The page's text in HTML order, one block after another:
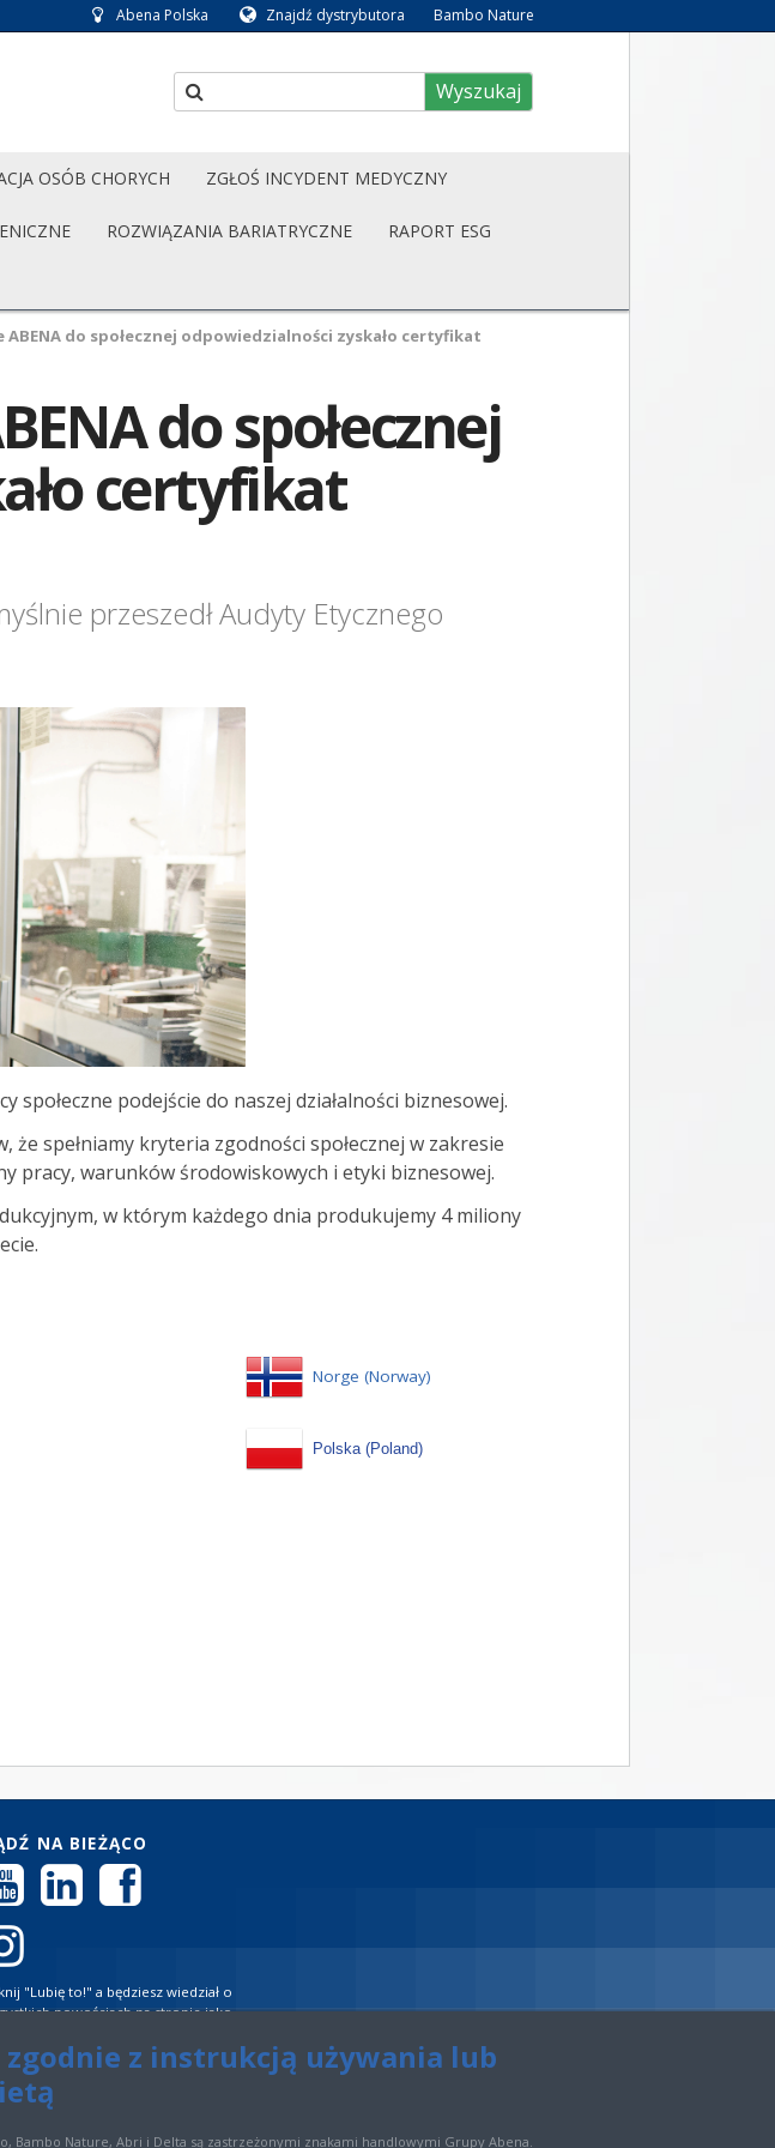
Abena Polska Znajdź dystrybutora Bambo Nature
Wyszukaj
OSÓB CHORYCH ZGŁOŚ INCYDENT MEDYCZNY
ROZWIĄZANIA BARIATRYCZNE RAPORT ESG
do społecznej odpowiedzialności zyskało certyfikat
do społecznej
certyfikat
przeszedł Audyty Etycznego
społeczne podejście do naszej działalności biznesowej.
spełniamy kryteria zgodności społecznej w zakresie
pracy, warunków środowiskowych i etyki biznesowej.
w którym każdego dnia produkujemy 4 miliony
Norge (Norway)
Polska (Poland)
NA BIEŻĄCO
"Lubię to!" a będziesz wiedział o
nowościach na stronie jako
przetwarzania danych
tutaj.
z instrukcją używania lub
Nature, Abri i Delta są zastrzeżonymi znakami handlowymi Grupy Abena.